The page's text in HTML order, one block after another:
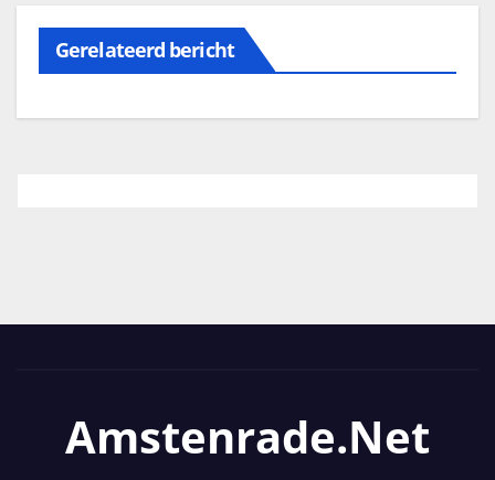
Gerelateerd bericht
Amstenrade.net